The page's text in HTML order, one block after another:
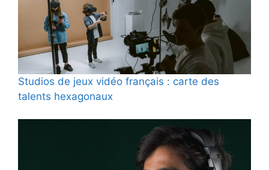
Studios de jeux vidéo français : carte des
talents hexagonaux